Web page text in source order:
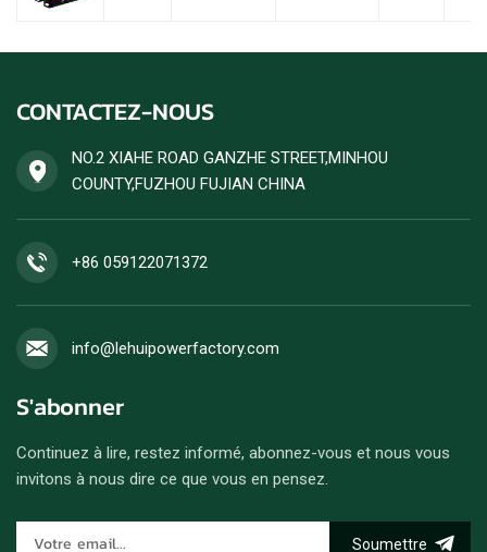
CONTACTEZ-NOUS
NO.2 XIAHE ROAD GANZHE STREET,MINHOU
COUNTY,FUZHOU FUJIAN CHINA
+86 059122071372
info@lehuipowerfactory.com
S'abonner
Continuez à lire, restez informé, abonnez-vous et nous vous
invitons à nous dire ce que vous en pensez.
Soumettre